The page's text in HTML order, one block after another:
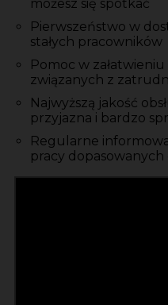
możesz się spotkać
Pierwszeństwo w
stałych pracowników
Pomoc w
związanych z
Najwyższą jakość
przyjazna i bardzo
Regularne
pracy